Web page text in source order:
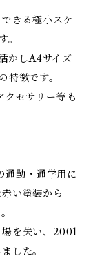
きる極小スケ
。
かしA4サイズ
特徴です。
クセサリー等も
通勤・通学用に
い塗装から
を失い、2001
した。